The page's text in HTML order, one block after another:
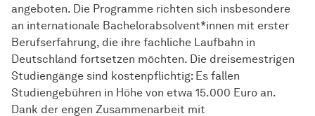
angeboten. Die Programme richten sich insbesondere
an internationale Bachelorabsolvent*innen mit erster
Berufserfahrung, die ihre fachliche Laufbahn in
Deutschland fortsetzen möchten. Die dreisemestrigen
Studiengänge sind kostenpflichtig: Es fallen
Studiengebühren in Höhe von etwa 15.000 Euro an.
Dank der engen Zusammenarbeit mit